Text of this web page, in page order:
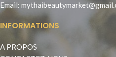
Email:
INFORMATIONS
A PROPOS